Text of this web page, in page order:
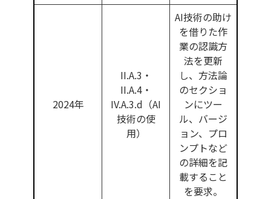
2024年
II.A.3・
II.A.4・
IV.A.3.d（AI
技術の使
用）
AI技術の助け
を借りた作
業の認識方
法を更新
し、方法論
のセクショ
ンにツー
ル、バージ
ョン、プロ
ンプトなど
の詳細を記
載すること
を要求。